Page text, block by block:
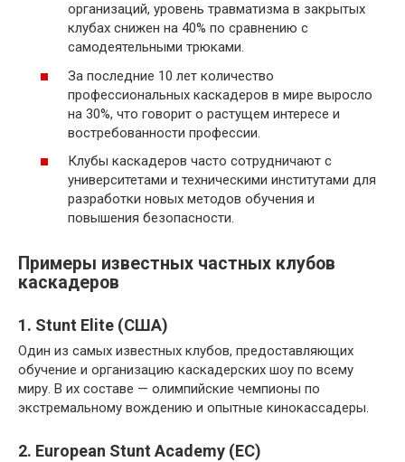
организаций, уровень травматизма в закрытых
клубах снижен на 40% по сравнению с
самодеятельными трюками.
За последние 10 лет количество
профессиональных каскадеров в мире выросло
на 30%, что говорит о растущем интересе и
востребованности профессии.
Клубы каскадеров часто сотрудничают с
университетами и техническими институтами для
разработки новых методов обучения и
повышения безопасности.
Примеры известных частных клубов
каскадеров
1. Stunt Elite (США)
Один из самых известных клубов, предоставляющих
обучение и организацию каскадерских шоу по всему
миру. В их составе — олимпийские чемпионы по
экстремальному вождению и опытные кинокассадеры.
2. European Stunt Academy (ЕС)